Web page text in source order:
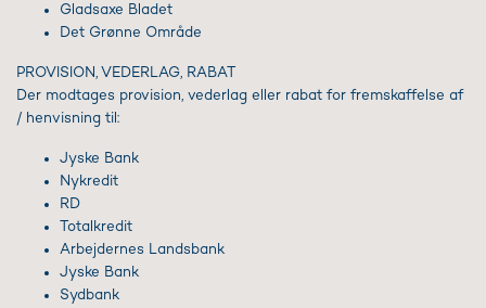
Gladsaxe Bladet
Det Grønne Område
PROVISION, VEDERLAG, RABAT
Der modtages provision, vederlag eller rabat for fremskaffelse af
/ henvisning til:
Jyske Bank
Nykredit
RD
Totalkredit
Arbejdernes Landsbank
Jyske Bank
Sydbank